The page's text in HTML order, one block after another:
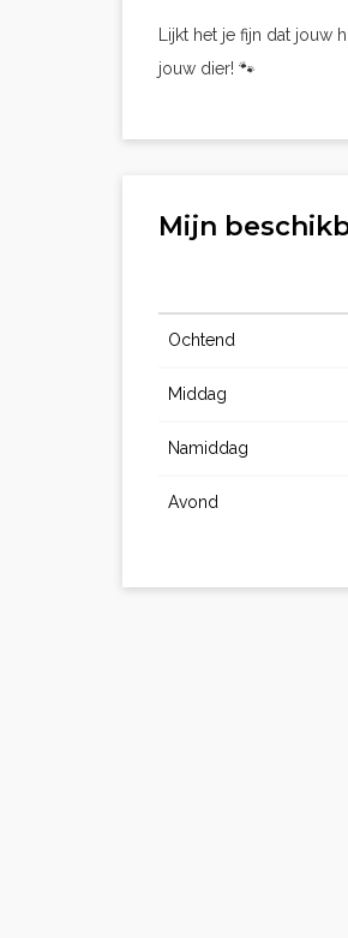
Lijkt het je fijn dat
jouw dier! 🐾
Mijn
Ochtend
Middag
Namiddag
Avond